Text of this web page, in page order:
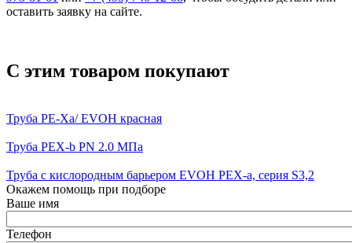
оставить заявку на сайте.
С этим товаром покупают
Труба PE-Xa/ EVOH красная
Труба PEX-b PN 2.0 МПа
Труба с кислородным барьером EVOH PEX-a, серия S3,2
Окажем помощь при подборе
Ваше имя
Телефон